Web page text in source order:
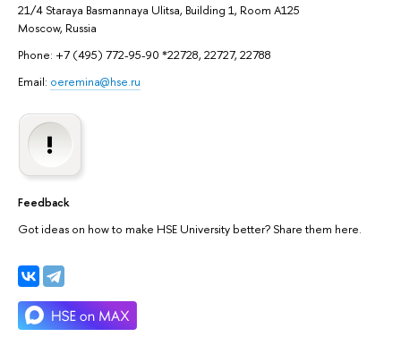
21/4 Staraya Basmannaya Ulitsa, Building 1, Room A125
Moscow, Russia
Phone: +7 (495) 772-95-90 *22728, 22727, 22788
Email: oeremina@hse.ru
Feedback
Got ideas on how to make HSE University better? Share them here.